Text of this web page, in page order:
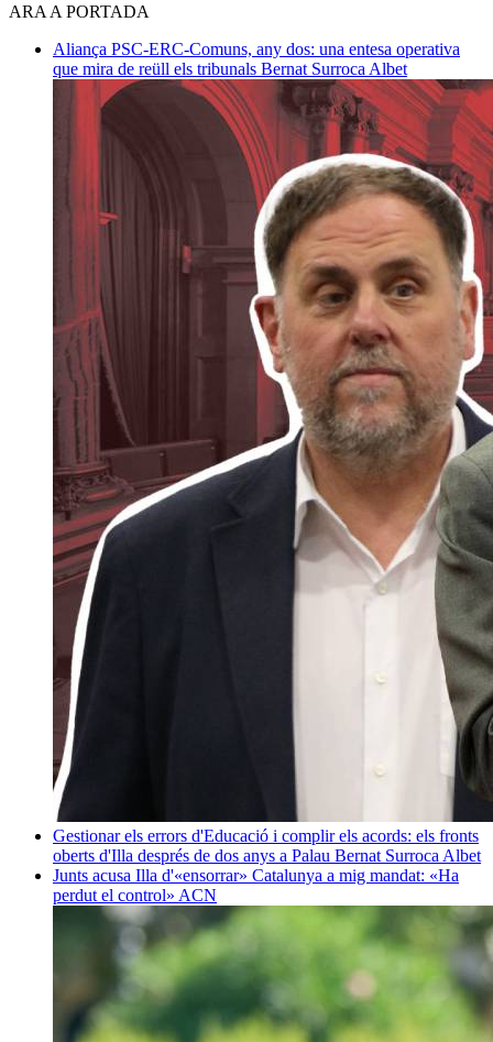
ARA A PORTADA
Aliança PSC-ERC-Comuns, any dos: una entesa operativa
que mira de reüll els tribunals Bernat Surroca Albet
Gestionar els errors d'Educació i complir els acords: els fronts
oberts d'Illa després de dos anys a Palau Bernat Surroca Albet
Junts acusa Illa d'«ensorrar» Catalunya a mig mandat: «Ha
perdut el control» ACN